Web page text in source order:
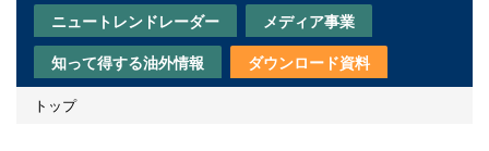
ニュートレンドレーダー
メディア事業
知って得する油外情報
ダウンロード資料
トップ